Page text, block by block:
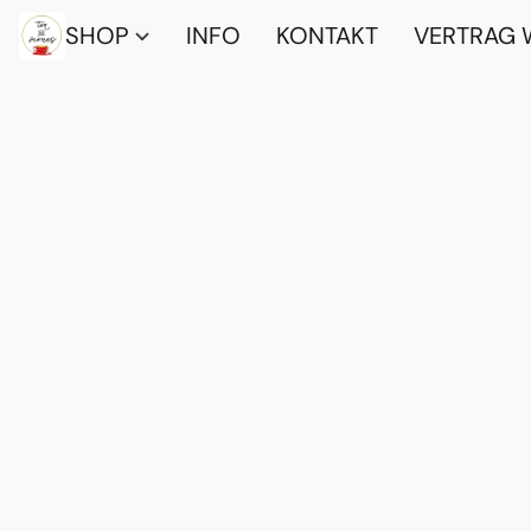
SHOP INFO KONTAKT VERTRAG